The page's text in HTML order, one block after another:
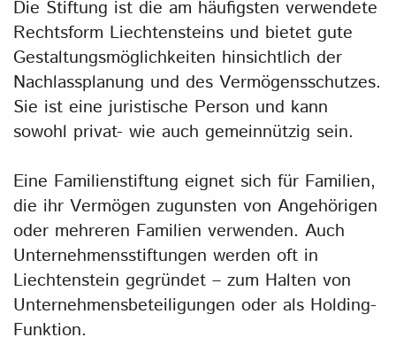
Die Stiftung ist die am häufigsten verwendete
Rechtsform Liechtensteins und bietet gute
Gestaltungsmöglichkeiten hinsichtlich der
Nachlassplanung und des Vermögensschutzes.
Sie ist eine juristische Person und kann
sowohl privat- wie auch gemeinnützig sein.
Eine Familienstiftung eignet sich für Familien,
die ihr Vermögen zugunsten von Angehörigen
oder mehreren Familien verwenden. Auch
Unternehmensstiftungen werden oft in
Liechtenstein gegründet – zum Halten von
Unternehmensbeteiligungen oder als Holding-
Funktion.